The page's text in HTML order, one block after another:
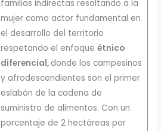
familias indirectas resaltando a la
mujer como actor fundamental en
el desarrollo del territorio
respetando el enfoque étnico
diferencial, donde los campesinos
y afrodescendientes son el primer
eslabón de la cadena de
suministro de alimentos. Con un
porcentaje de 2 hectáreas por